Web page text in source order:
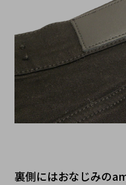
裏側にはおなじみの